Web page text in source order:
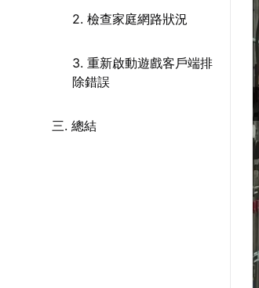
2. 檢查家庭網路狀況
3. 重新啟動遊戲客戶端排
除錯誤
三. 總結